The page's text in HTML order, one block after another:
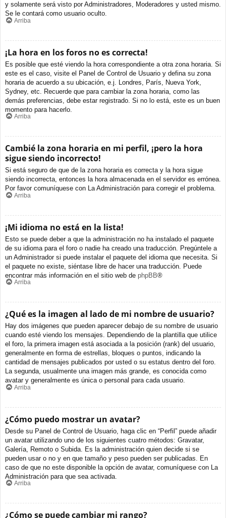
y solamente será visto por Administradores, Moderadores y usted mismo.
Se le contará como usuario oculto.
Arriba
¡La hora en los foros no es correcta!
Es posible que esté viendo la hora correspondiente a otra zona horaria. Si
este es el caso, visite el Panel de Control de Usuario y defina su zona
horaria de acuerdo a su ubicación, e.j. Londres, París, Nueva York,
Sydney, etc. Recuerde que para cambiar la zona horaria, como las
demás preferencias, debe estar registrado. Si no lo está, este es un buen
momento para hacerlo.
Arriba
Cambié la zona horaria en mi perfil, ¡pero la hora
sigue siendo incorrecto!
Si está seguro de que de la zona horaria es correcta y la hora sigue
siendo incorrecta, entonces la hora almacenada en el servidor es errónea.
Por favor comuníquese con La Administración para corregir el problema.
Arriba
¡Mi idioma no está en la lista!
Esto se puede deber a que la administración no ha instalado el paquete
de su idioma para el foro o nadie ha creado una traducción. Pregúntele a
un Administrador si puede instalar el paquete del idioma que necesita. Si
el paquete no existe, siéntase libre de hacer una traducción. Puede
encontrar más información en el sitio web de phpBB®
Arriba
¿Qué es la imagen al lado de mi nombre de usuario?
Hay dos imágenes que pueden aparecer debajo de su nombre de usuario
cuando esté viendo los mensajes. Dependiendo de la plantilla que utilice
el foro, la primera imagen está asociada a la posición (rank) del usuario,
generalmente en forma de estrellas, bloques o puntos, indicando la
cantidad de mensajes publicados por usted o su estatus dentro del foro.
La segunda, usualmente una imagen más grande, es conocida como
avatar y generalmente es única o personal para cada usuario.
Arriba
¿Cómo puedo mostrar un avatar?
Desde su Panel de Control de Usuario, haga clic en “Perfil” puede añadir
un avatar utilizando uno de los siguientes cuatro métodos: Gravatar,
Galería, Remoto o Subida. Es la administración quien decide si se
pueden usar o no y en que tamaño y peso pueden ser publicadas. En
caso de que no este disponible la opción de avatar, comuníquese con La
Administración para que sea activada.
Arriba
¿Cómo se puede cambiar mi rango?